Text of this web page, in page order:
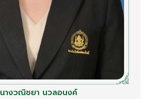
นางวณิชยา นวลอนงค์